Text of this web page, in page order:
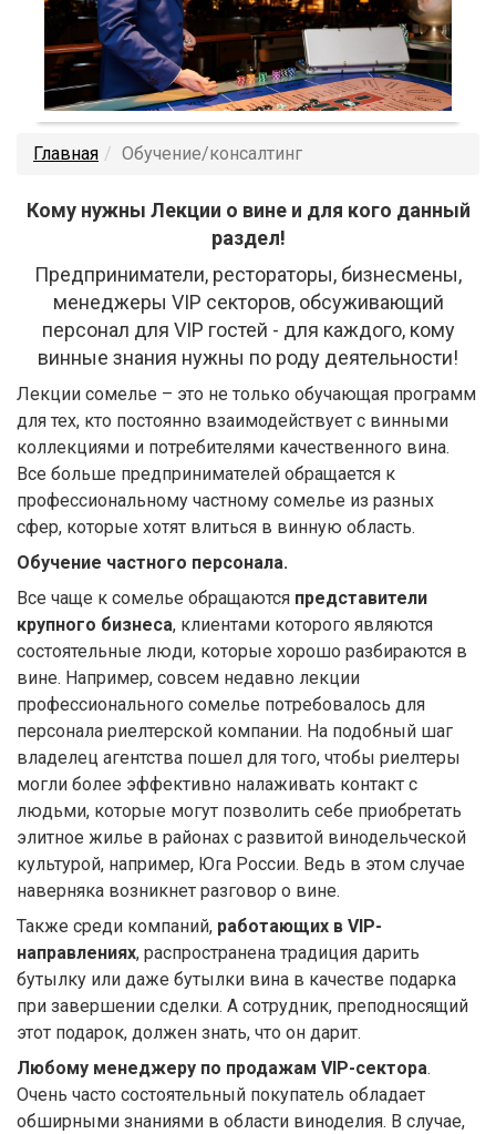
Главная Обучение/консалтинг
Кому нужны Лекции о вине и для кого данный
раздел!
Предприниматели, рестораторы, бизнесмены,
менеджеры VIP секторов, обсуживающий
персонал для VIP гостей - для каждого, кому
винные знания нужны по роду деятельности!
Лекции сомелье – это не только обучающая программ
для тех, кто постоянно взаимодействует с винными
коллекциями и потребителями качественного вина.
Все больше предпринимателей обращается к
профессиональному частному сомелье из разных
сфер, которые хотят влиться в винную область.
Обучение частного персонала.
Все чаще к сомелье обращаются представители
крупного бизнеса, клиентами которого являются
состоятельные люди, которые хорошо разбираются в
вине. Например, совсем недавно лекции
профессионального сомелье потребовалось для
персонала риелтерской компании. На подобный шаг
владелец агентства пошел для того, чтобы риелтеры
могли более эффективно налаживать контакт с
людьми, которые могут позволить себе приобретать
элитное жилье в районах с развитой винодельческой
культурой, например, Юга России. Ведь в этом случае
наверняка возникнет разговор о вине.
Также среди компаний, работающих в VIP-
направлениях, распространена традиция дарить
бутылку или даже бутылки вина в качестве подарка
при завершении сделки. А сотрудник, преподносящий
этот подарок, должен знать, что он дарит.
Любому менеджеру по продажам VIP-сектора.
Очень часто состоятельный покупатель обладает
обширными знаниями в области виноделия. В случае,